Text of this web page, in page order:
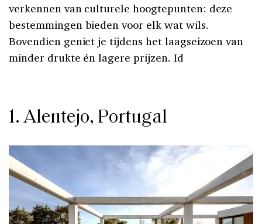
verkennen van culturele hoogtepunten: deze
bestemmingen bieden voor elk wat wils.
Bovendien geniet je tijdens het laagseizoen van
minder drukte én lagere prijzen. Id
1. Alentejo, Portugal